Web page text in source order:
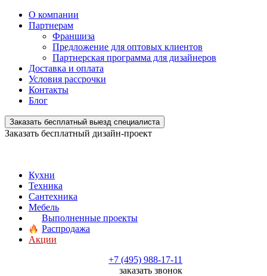
О компании
Партнерам
Франшиза
Предложение для оптовых клиентов
Партнерская программа для дизайнеров
Доставка и оплата
Условия рассрочки
Контакты
Блог
Заказать бесплатный выезд специалиста
Заказать бесплатный дизайн-проект
Кухни
Техника
Сантехника
Мебель
Выполненные проекты
Распродажа
Акции
+7 (495) 988-17-11
заказать звонок